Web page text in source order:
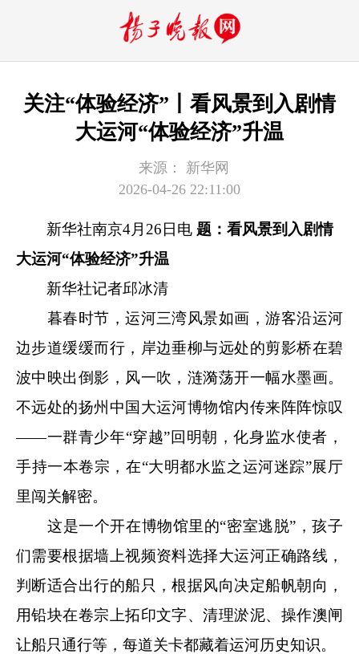
关注“体验经济”丨看风景到入剧情
大运河“体验经济”升温
来源：
新华网
2026-04-26 22:11:00
新华社南京4月26日电 题：看风景到入剧情
大运河“体验经济”升温
新华社记者邱冰清
暮春时节，运河三湾风景如画，游客沿运河
边步道缓缓而行，岸边垂柳与远处的剪影桥在碧
波中映出倒影，风一吹，涟漪荡开一幅水墨画。
不远处的扬州中国大运河博物馆内传来阵阵惊叹
——一群青少年“穿越”回明朝，化身监水使者，
手持一本卷宗，在“大明都水监之运河迷踪”展厅
里闯关解密。
这是一个开在博物馆里的“密室逃脱”，孩子
们需要根据墙上视频资料选择大运河正确路线，
判断适合出行的船只，根据风向决定船帆朝向，
用铅块在卷宗上拓印文字、清理淤泥、操作澳闸
让船只通行等，每道关卡都藏着运河历史知识。